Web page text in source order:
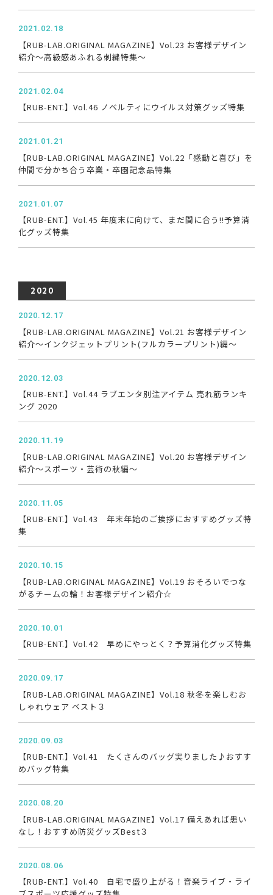
2021.02.18
【RUB-LAB.ORIGINAL MAGAZINE】Vol.23 お客様デザイン
紹介～高級感あふれる刺繍特集～
2021.02.04
【RUB-ENT.】Vol.46 ノベルティにウイルス対策グッズ特集
2021.01.21
【RUB-LAB.ORIGINAL MAGAZINE】Vol.22「感動と喜び」を
仲間で分かち合う卒業・卒園記念品特集
2021.01.07
【RUB-ENT.】Vol.45 年度末に向けて、まだ間に合う!!予算消
化グッズ特集
2020
2020.12.17
【RUB-LAB.ORIGINAL MAGAZINE】Vol.21 お客様デザイン
紹介～インクジェットプリント(フルカラープリント)編～
2020.12.03
【RUB-ENT.】Vol.44 ラブエンタ別注アイテム 売れ筋ランキ
ング 2020
2020.11.19
【RUB-LAB.ORIGINAL MAGAZINE】Vol.20 お客様デザイン
紹介～スポーツ・芸術の秋編～
2020.11.05
【RUB-ENT.】Vol.43 年末年始のご挨拶におすすめグッズ特
集
2020.10.15
【RUB-LAB.ORIGINAL MAGAZINE】Vol.19 おそろいでつな
がるチームの輪！お客様デザイン紹介☆
2020.10.01
【RUB-ENT.】Vol.42 早めにやっとく？予算消化グッズ特集
2020.09.17
【RUB-LAB.ORIGINAL MAGAZINE】Vol.18 秋冬を楽しむお
しゃれウェア ベスト３
2020.09.03
【RUB-ENT.】Vol.41 たくさんのバッグ実りました♪おすす
めバッグ特集
2020.08.20
【RUB-LAB.ORIGINAL MAGAZINE】Vol.17 備えあれば患い
なし！おすすめ防災グッズBest３
2020.08.06
【RUB-ENT.】Vol.40 自宅で盛り上がる！音楽ライブ・ライ